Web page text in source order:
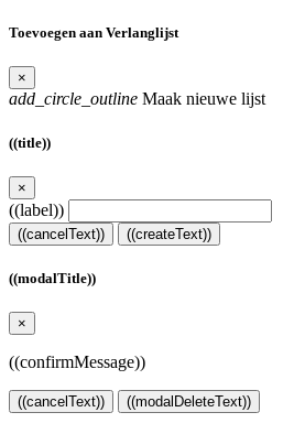
Toevoegen aan Verlanglijst
×
add_circle_outline Maak nieuwe lijst
((title))
×
((label))
((cancelText)) ((createText))
((modalTitle))
×
((confirmMessage))
((cancelText)) ((modalDeleteText))